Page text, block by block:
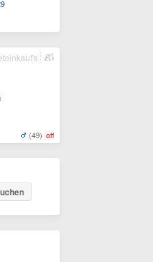
(49) off